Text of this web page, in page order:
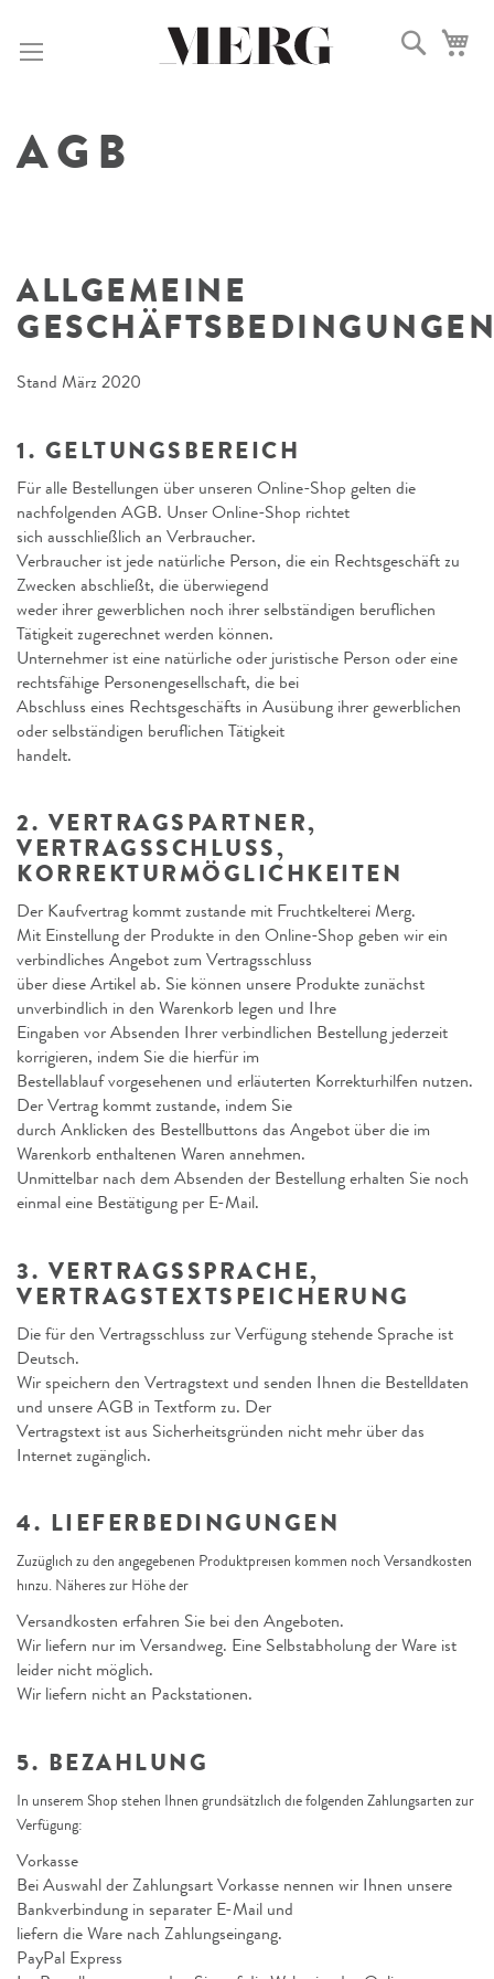
INHALT
Suche
AGB
ALLGEMEINE
Stand März 2020
1. GELTUNGSBEREICH
Für alle Bestellungen über unseren Online-Shop gelten die
nachfolgenden AGB. Unser Online-Shop richtet
sich ausschließlich an Verbraucher.
Verbraucher ist jede natürliche Person, die ein Rechtsgeschäft zu
Zwecken abschließt, die überwiegend
weder ihrer gewerblichen noch ihrer selbständigen beruflichen
Tätigkeit zugerechnet werden können.
Unternehmer ist eine natürliche oder juristische Person oder eine
rechtsfähige Personengesellschaft, die bei
Abschluss eines Rechtsgeschäfts in Ausübung ihrer gewerblichen
oder selbständigen beruflichen Tätigkeit
handelt.
2. VERTRAGSPARTNER,
VERTRAGSSCHLUSS,
KORREKTURMÖGLICHKEITEN
Der Kaufvertrag kommt zustande mit Fruchtkelterei Merg.
Mit Einstellung der Produkte in den Online-Shop geben wir ein
verbindliches Angebot zum Vertragsschluss
über diese Artikel ab. Sie können unsere Produkte zunächst
unverbindlich in den Warenkorb legen und Ihre
Eingaben vor Absenden Ihrer verbindlichen Bestellung jederzeit
korrigieren, indem Sie die hierfür im
Bestellablauf vorgesehenen und erläuterten Korrekturhilfen nutzen.
Der Vertrag kommt zustande, indem Sie
durch Anklicken des Bestellbuttons das Angebot über die im
Warenkorb enthaltenen Waren annehmen.
Unmittelbar nach dem Absenden der Bestellung erhalten Sie noch
einmal eine Bestätigung per E-Mail.
3. VERTRAGSSPRACHE,
VERTRAGSTEXTSPEICHERUNG
Die für den Vertragsschluss zur Verfügung stehende Sprache ist
Deutsch.
Wir speichern den Vertragstext und senden Ihnen die Bestelldaten
und unsere AGB in Textform zu. Der
Vertragstext ist aus Sicherheitsgründen nicht mehr über das
Internet zugänglich.
4. LIEFERBEDINGUNGEN
Zuzüglich zu den angegebenen Produktpreisen kommen noch Versandkosten
hinzu. Näheres zur Höhe der
Versandkosten erfahren Sie bei den Angeboten.
Wir liefern nur im Versandweg. Eine Selbstabholung der Ware ist
leider nicht möglich.
Wir liefern nicht an Packstationen.
5. BEZAHLUNG
In unserem Shop stehen Ihnen grundsätzlich die folgenden Zahlungsarten zur
Verfügung:
Vorkasse
Bei Auswahl der Zahlungsart Vorkasse nennen wir Ihnen unsere
Bankverbindung in separater E-Mail und
liefern die Ware nach Zahlungseingang.
PayPal Express